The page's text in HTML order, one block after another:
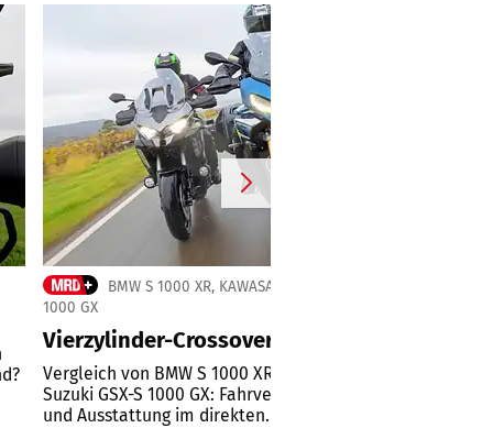
BMW S 1000 XR, KAWASAKI VERSYS 1100 SE, SUZUKI GSX-S
1000 GX
Vierzylinder-Crossover im Vergleichstest
Vergleich von BMW S 1000 XR, Kawasaki Versys 1100 SE
Suzuki GSX-S 1000 GX: Fahrverhalten, Bremsen, Leistung
und Ausstattung im direkten...